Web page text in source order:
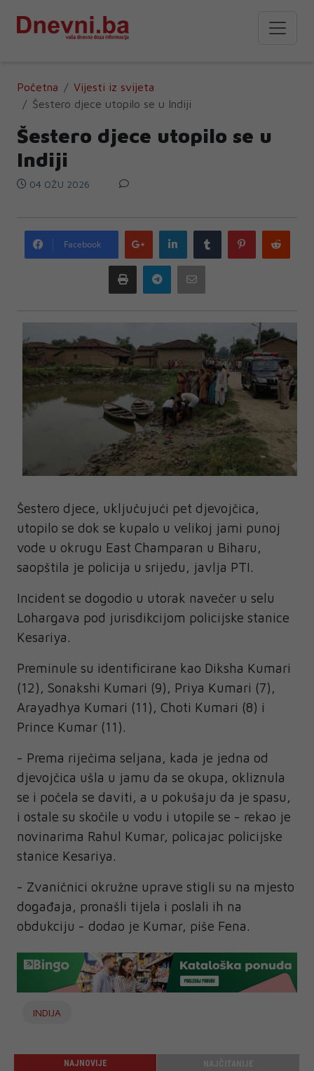
Početna
Vijesti iz svijeta
Šestero djece utopilo se u Indiji
Šestero djece utopilo se u
Indiji
04 OŽU 2026
Facebook
Google
plus
LinkedIn Tumblr Pinterest
Print Telegram
Šestero djece, uključujući pet djevojčica,
utopilo se dok se kupalo u velikoj jami punoj
vode u okrugu East Champaran u Biharu,
saopštila je policija u srijedu, javlja PTI.
Incident se dogodio u utorak navečer u selu
Lohargava pod jurisdikcijom policijske stanice
Kesariya.
Preminule su identificirane kao Diksha Kumari
(12), Sonakshi Kumari (9), Priya Kumari (7),
Arayadhya Kumari (11), Choti Kumari (8) i
Prince Kumar (11).
- Prema riječima seljana, kada je jedna od
djevojčica ušla u jamu da se okupa, okliznula
se i počela se daviti, a u pokušaju da je spasu,
i ostale su skočile u vodu i utopile se - rekao je
novinarima Rahul Kumar, policajac policijske
stanice Kesariya.
- Zvaničnici okružne uprave stigli su na mjesto
događaja, pronašli tijela i poslali ih na
obdukciju - dodao je Kumar, piše Fena.
INDIJA
NAJNOVIJE